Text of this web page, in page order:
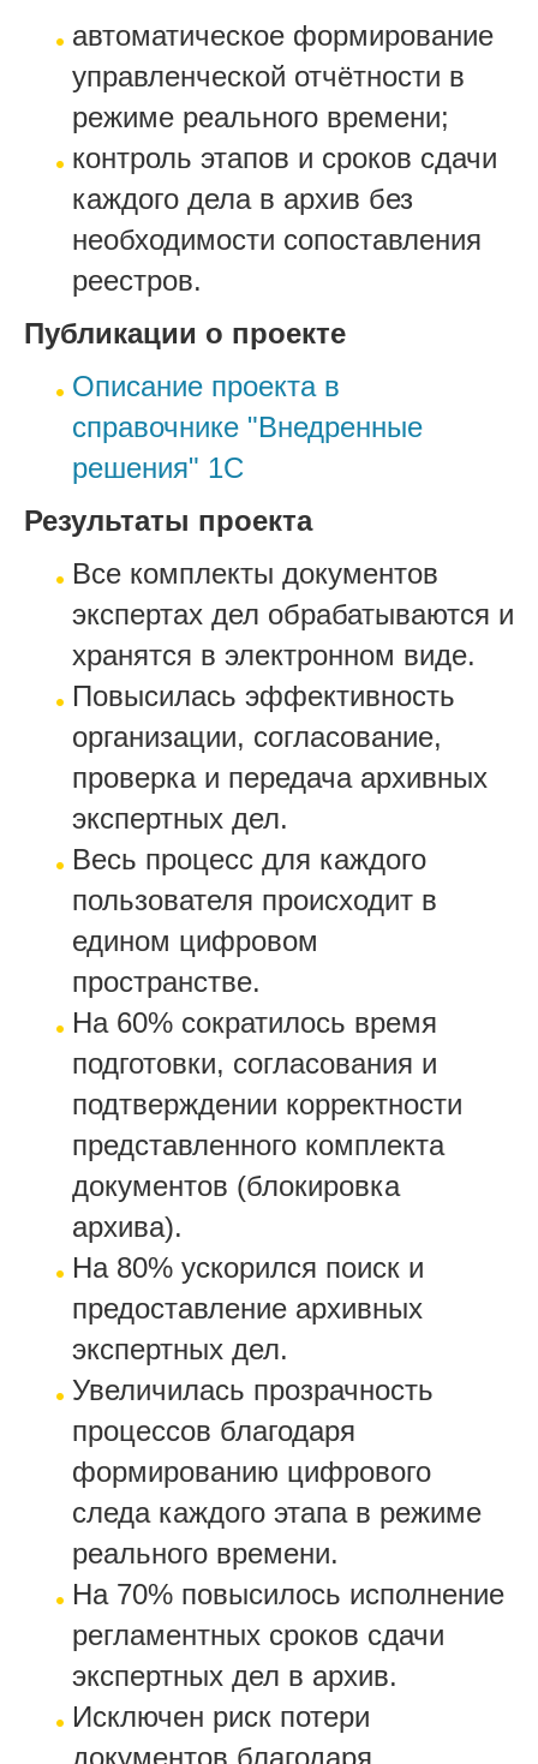
автоматическое формирование
управленческой отчётности в
режиме реального времени;
контроль этапов и сроков сдачи
каждого дела в архив без
необходимости сопоставления
реестров.
Публикации о проекте
Описание проекта в
справочнике "Внедренные
решения" 1С
Результаты проекта
Все комплекты документов
экспертах дел обрабатываются и
хранятся в электронном виде.
Повысилась эффективность
организации, согласование,
проверка и передача архивных
экспертных дел.
Весь процесс для каждого
пользователя происходит в
едином цифровом
пространстве.
На 60% сократилось время
подготовки, согласования и
подтверждении корректности
представленного комплекта
документов (блокировка
архива).
На 80% ускорился поиск и
предоставление архивных
экспертных дел.
Увеличилась прозрачность
процессов благодаря
формированию цифрового
следа каждого этапа в режиме
реального времени.
На 70% повысилось исполнение
регламентных сроков сдачи
экспертных дел в архив.
Исключен риск потери
документов благодаря